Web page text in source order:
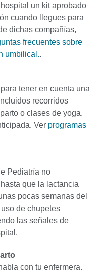
un kit aprobado
cuando llegues para
dichas compañías,
frecuentes sobre
umbilical..
tener en cuenta una
recorridos
o clases de yoga.
Ver programas
Pediatría no
que la lactancia
pocas semanas del
de chupetes
las señales de
con tu enfermera.